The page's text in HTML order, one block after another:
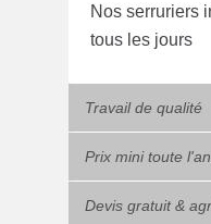
Nos serruriers
tous les jours
Travail de qualité
Prix mini toute
Devis gratuit &